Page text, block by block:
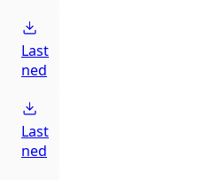
Last
ned
Last
ned